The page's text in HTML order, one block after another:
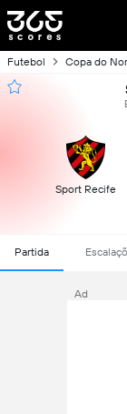
Futebol Copa do
Sport Recife
Partida
Ad